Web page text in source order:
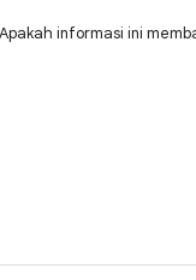
Apakah informasi ini